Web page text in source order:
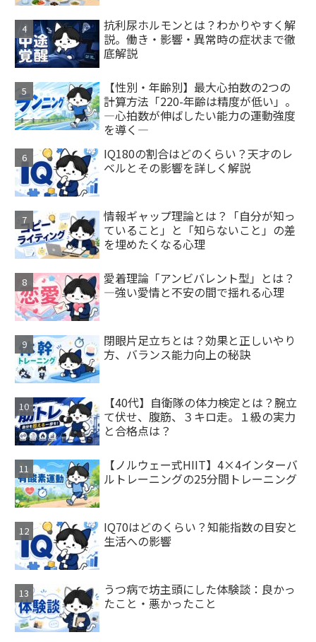
抗利尿ホルモンとは？わかりやすく解
説。働き・影響・異常時の症状まで徹
底解説
【性別・年齢別】最大心拍数の2つの
計算方法「220-年齢は精度が低い」。
―心拍数が伸ばしたい能力の運動強度
を導く―
IQ180の割合はどのくらい？天才のレ
ベルとその影響を詳しく解説
情報ギャップ理論とは？「自分が知っ
ていること」と「知らないこと」の差
を埋めたくなる心理
愛着理論「アンビバレント型」とは？
—強い愛情と不安の間で揺れる心理
閉眼片足立ちとは？効果と正しいやり
方、バランス能力向上の秘訣
【40代】自衛隊の体力検定とは？腕立
て伏せ、腹筋、３キロ走。１級の実力
と合格点は？
【ノルウェー式HIIT】4×4インターバ
ルトレーニングの25分間トレーニング
IQ70はどのくらい？知能指数の目安と
生活への影響
うつ病で坊主頭にした体験談：良かっ
たこと・悪かったこと